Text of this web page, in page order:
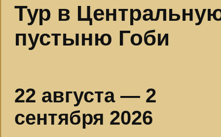
Тур в
пустыню Гоби
22 августа — 2
сентября 2026